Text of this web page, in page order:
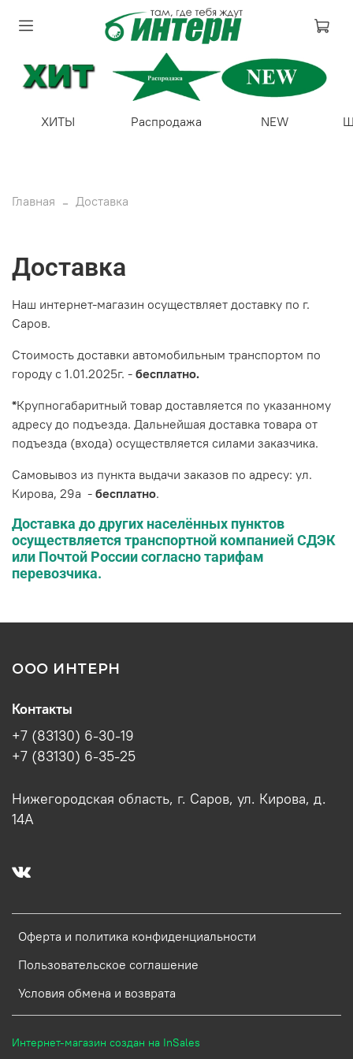
ХИТЫ Распродажа NEW
Главная Доставка
Доставка
Наш интернет-магазин осуществляет доставку по г.
Саров.
Стоимость доставки автомобильным транспортом по
городу с 1.01.2025г. - бесплатно.
*Крупногабаритный товар доставляется по указанному
адресу до подъезда. Дальнейшая доставка товара от
подъезда (входа) осуществляется силами заказчика.
Самовывоз из пункта выдачи заказов по адресу: ул.
Кирова, 29а - бесплатно.
Доставка до других населённых пунктов
осуществляется транспортной компанией СДЭК
или Почтой России согласно тарифам
перевозчика.
ООО ИНТЕРН
Оферта и политика конфиденциальности
Пользовательское соглашение
Условия обмена и возврата
Контакты
+7 (83130) 6-30-19
+7 (83130) 6-35-25
Нижегородская область, г. Саров, ул. Кирова, д.
14А
Интернет-магазин создан на InSales